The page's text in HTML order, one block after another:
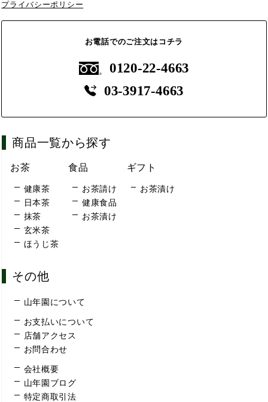
プライバシーポリシー
お電話でのご注文はコチラ
0120-22-4663
03-3917-4663
商品一覧から探す
お茶
健康茶
日本茶
抹茶
玄米茶
ほうじ茶
食品
お茶請け
健康食品
お茶漬け
ギフト
お茶漬け
その他
山年園について
お支払いについて
店舗アクセス
お問合わせ
会社概要
山年園ブログ
特定商取引法